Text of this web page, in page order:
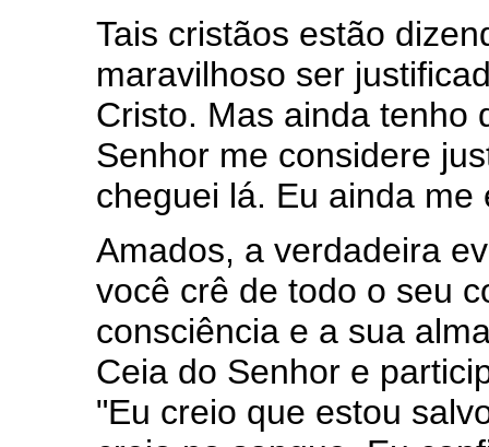
Tais cristãos estão
maravilhoso ser
Cristo. Mas ainda tenho
Senhor me considere
cheguei lá. Eu ainda me
Amados, a verdadeira
você crê de todo o seu
consciência e a sua
Ceia do Senhor e
"Eu creio que estou